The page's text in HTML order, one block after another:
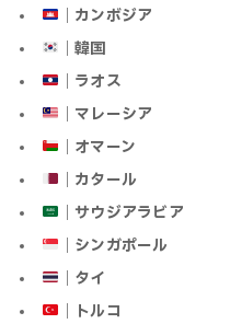
｜カンボジア
｜韓国
｜ラオス
｜マレーシア
｜オマーン
｜カタール
｜サウジアラビア
｜シンガポール
｜タイ
｜トルコ